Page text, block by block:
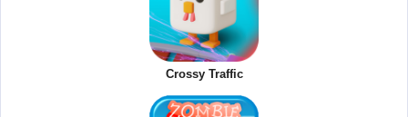
Crossy Traffic